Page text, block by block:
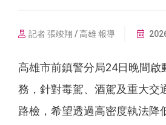
記者 張竣翔 / 高雄 報導
高雄市前鎮警分局24日晚間啟
務，針對毒駕、酒駕及重大交
路檢，希望透過高密度執法降